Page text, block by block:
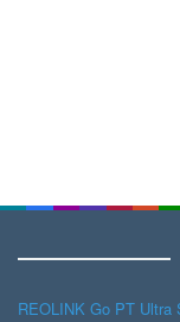
REOLINK Go PT Ultra